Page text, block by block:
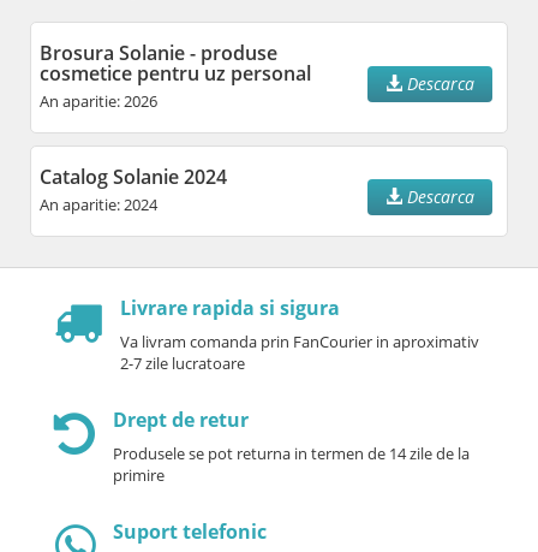
Brosura Solanie - produse
cosmetice pentru uz personal
An aparitie: 2026
Descarca
Catalog Solanie 2024
An aparitie: 2024 Descarca
Livrare rapida si sigura
Va livram comanda prin FanCourier in aproximativ
2-7 zile lucratoare
Drept de retur
Produsele se pot returna in termen de 14 zile de la
primire
Suport telefonic